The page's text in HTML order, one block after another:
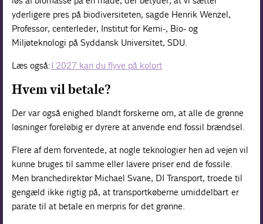
yderligere pres på biodiversiteten, sagde Henrik Wenzel,
Professor, centerleder, Institut for Kemi-, Bio- og
Miljøteknologi på Syddansk Universitet, SDU.
Læs også:I 2027 kan du flyve på kolort
Hvem vil betale?
Der var også enighed blandt forskerne om, at alle de grønne
løsninger foreløbig er dyrere at anvende end fossil brændsel.
Flere af dem forventede, at nogle teknologier hen ad vejen vil
kunne bruges til samme eller lavere priser end de fossile.
Men branchedirektør Michael Svane, DI Transport, troede til
gengæld ikke rigtig på, at transportkøberne umiddelbart er
parate til at betale en merpris for det grønne.